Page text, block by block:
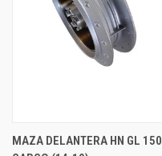
MAZA DELANTERA HN GL 150